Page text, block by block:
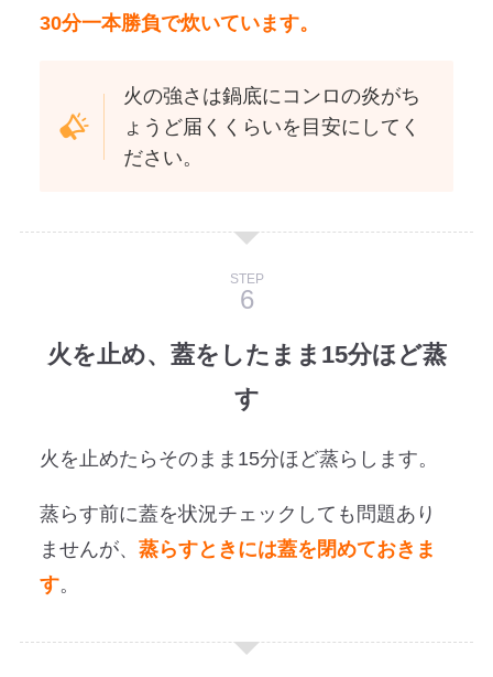
30分一本勝負で炊いています。
火の強さは鍋底にコンロの炎がち
ょうど届くくらいを目安にしてく
ださい。
STEP
火を止め、蓋をしたまま15分ほど蒸
す
火を止めたらそのまま15分ほど蒸らします。
蒸らす前に蓋を状況チェックしても問題あり
ませんが、 蒸らすときには蓋を閉めておきま
す。